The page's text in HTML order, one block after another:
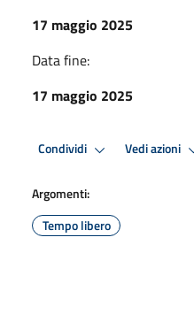
17 maggio 2025
Data fine:
17 maggio 2025
Condividi Vedi azioni
Argomenti:
Tempo libero